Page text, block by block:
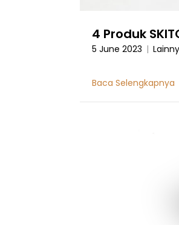
4 Produk
5 June 2023 |
Baca Selengkapnya